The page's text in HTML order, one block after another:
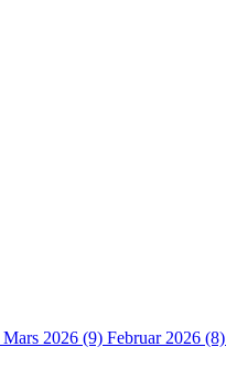
Mars 2026 (9) Februar 2026 (8)